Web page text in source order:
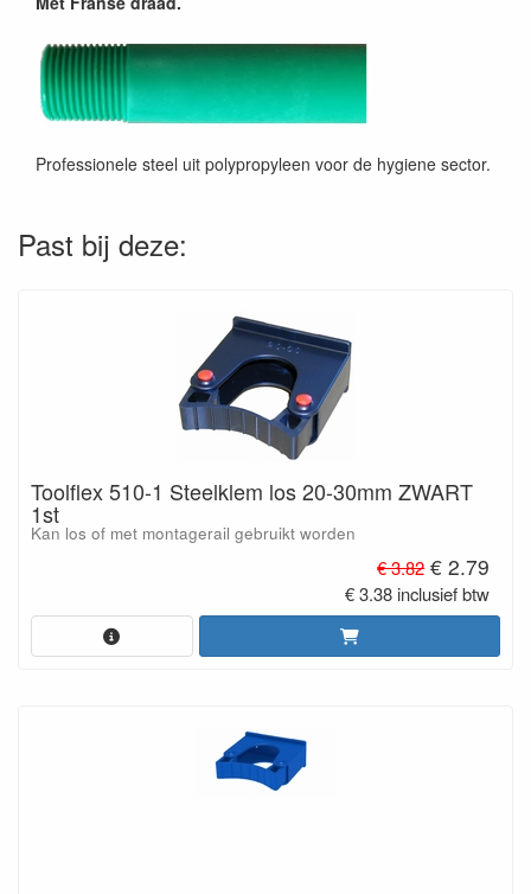
Professionele steel uit polypropyleen voor de hygiene sector.
Past bij deze:
Toolflex 510-1 Steelklem los 20-30mm ZWART
1st
Kan los of met montagerail gebruikt worden
€ 3.82€ 2.79
€ 3.38 inclusief btw